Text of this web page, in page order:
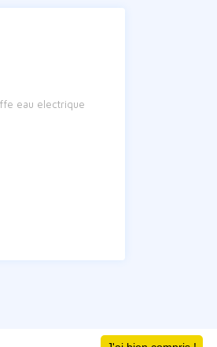
eau electrique